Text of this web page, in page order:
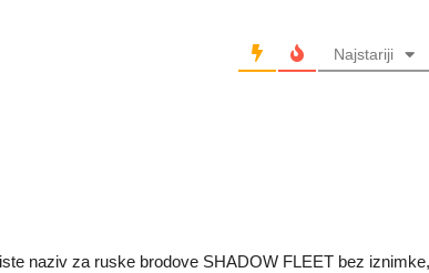
Najstariji
naziv za ruske brodove SHADOW FLEET bez